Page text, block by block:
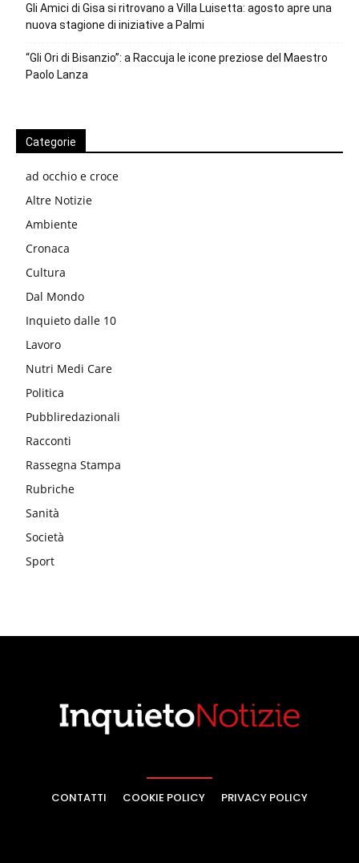
Gli Amici di Gisa si ritrovano a Villa Luisetta: agosto apre una
nuova stagione di iniziative a Palmi
“Gli Ori di Bisanzio”: a Raccuja le icone preziose del Maestro
Paolo Lanza
Categorie
ad occhio e croce
Altre Notizie
Ambiente
Cronaca
Cultura
Dal Mondo
Inquieto dalle 10
Lavoro
Nutri Medi Care
Politica
Pubbliredazionali
Racconti
Rassegna Stampa
Rubriche
Sanità
Società
Sport
CONTATTI COOKIE POLICY PRIVACY POLICY